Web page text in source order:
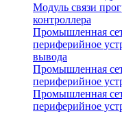
Модуль связи
контроллера
Промышленная
периферийное
вывода
Промышленная
периферийное
Промышленная
периферийное